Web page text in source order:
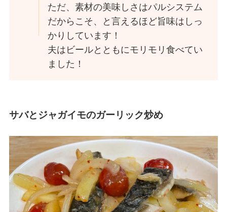
ただ、素材の美味しさはパルシステム
だからこそ、と言えるほど旨味はしっ
かりしています！
夫はビールとともにモリモリ食べてい
ました！
サバとジャガイモのガーリック炒め